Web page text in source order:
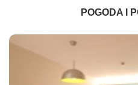
POGODA I